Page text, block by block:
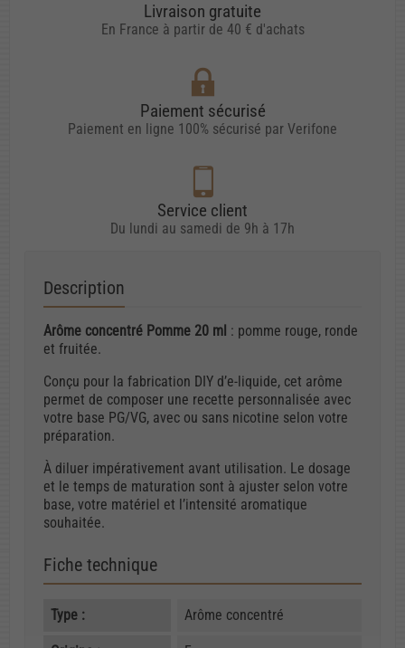
Livraison gratuite
En France à partir de 40 € d'achats
Paiement sécurisé
Paiement en ligne 100% sécurisé par Verifone
Service client
Du lundi au samedi de 9h à 17h
Description
Arôme concentré Pomme 20 ml : pomme rouge, ronde
et fruitée.
Conçu pour la fabrication DIY d’e-liquide, cet arôme
permet de composer une recette personnalisée avec
votre base PG/VG, avec ou sans nicotine selon votre
préparation.
À diluer impérativement avant utilisation. Le dosage
et le temps de maturation sont à ajuster selon votre
base, votre matériel et l’intensité aromatique
souhaitée.
Fiche technique
Type : Arôme concentré